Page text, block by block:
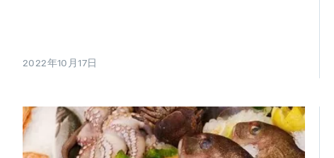
2022年10月17日